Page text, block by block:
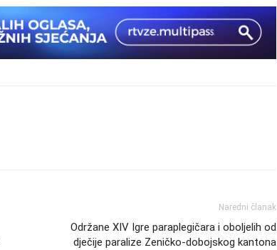
Naredni članak
Održane XIV Igre paraplegičara i oboljelih od
dječije paralize Zeničko-dobojskog kantona